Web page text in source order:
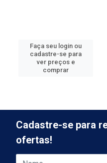
Faça seu login ou
cadastre-se para
ver preços e
comprar
Cadastre-se para
ofertas!